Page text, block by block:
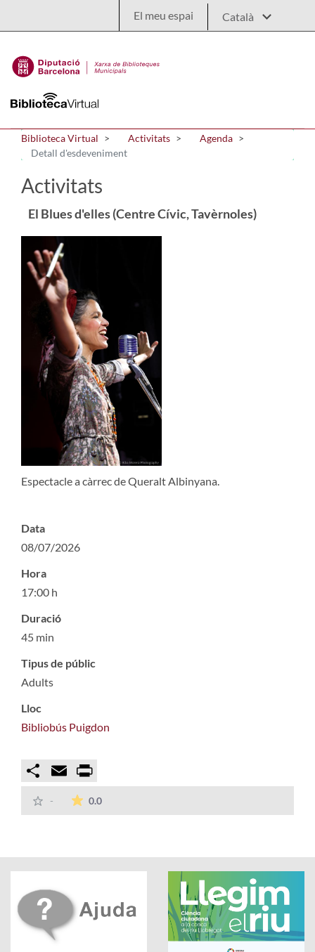
El meu espai
Biblioteca Virtual Activitats
Agenda
Detall d'esdeveniment
Activitats
El Blues d'elles (Centre Cívic, Tavèrnoles)
Espectacle a càrrec de Queralt Albinyana.
Data
08/07/2026
Hora
17:00 h
Duració
45 min
Tipus de públic
Adults
Lloc
Bibliobús Puigdon
Compartir
Email
- 0.0La mitjana de les valoracions és de 0